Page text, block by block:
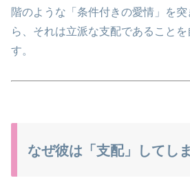
階のような「条件付きの愛情」を
ら、それは立派な支配であること
す。
なぜ彼は「支配」してし